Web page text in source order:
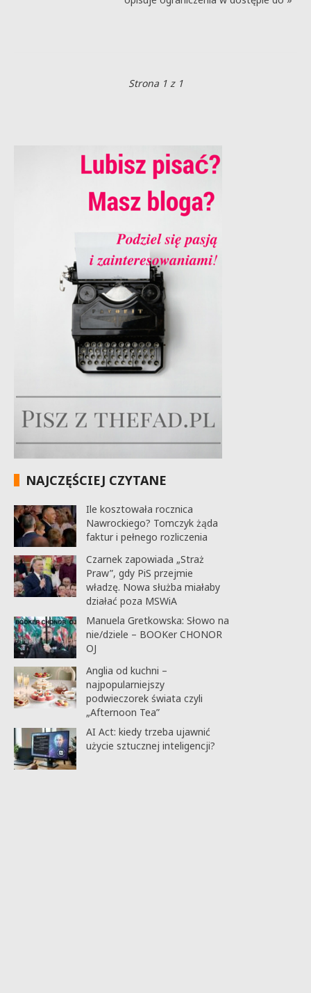
Strona 1 z 1
NAJCZĘŚCIEJ CZYTANE
Ile kosztowała rocznica
Nawrockiego? Tomczyk żąda
faktur i pełnego rozliczenia
Czarnek zapowiada „Straż
Praw”, gdy PiS przejmie
władzę. Nowa służba miałaby
działać poza MSWiA
Manuela Gretkowska: Słowo na
nie/dziele – BOOKer CHONOR
OJ
Anglia od kuchni –
najpopularniejszy
podwieczorek świata czyli
„Afternoon Tea”
AI Act: kiedy trzeba ujawnić
użycie sztucznej inteligencji?